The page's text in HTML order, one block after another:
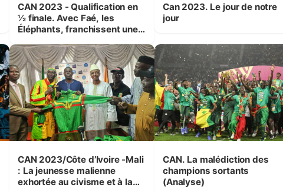
CAN 2023 - Qualification en
½ finale. Avec Faé, les
Éléphants, franchissent une
Can 2023. Le jour de notre
jour
CAN 2023/Côte d’Ivoire -Mali
: La jeunesse malienne
exhortée au civisme et à la
CAN. La malédiction des
champions sortants
(Analyse)